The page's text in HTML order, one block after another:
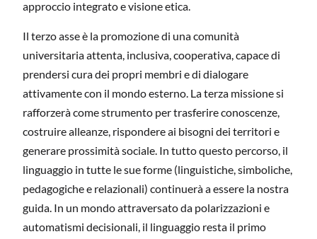
approccio integrato e visione etica.
Il terzo asse è la promozione di una comunità
universitaria attenta, inclusiva, cooperativa, capace di
prendersi cura dei propri membri e di dialogare
attivamente con il mondo esterno. La terza missione si
rafforzerà come strumento per trasferire conoscenze,
costruire alleanze, rispondere ai bisogni dei territori e
generare prossimità sociale. In tutto questo percorso, il
linguaggio in tutte le sue forme (linguistiche, simboliche,
pedagogiche e relazionali) continuerà a essere la nostra
guida. In un mondo attraversato da polarizzazioni e
automatismi decisionali, il linguaggio resta il primo